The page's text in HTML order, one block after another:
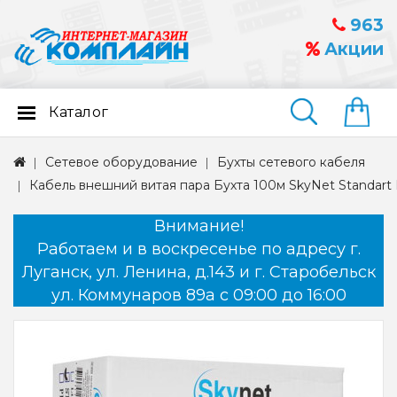
963
Акции
Найти
Каталог
Сетевое оборудование
Бухты сетевого кабеля
Кабель внешний витая пара Бухта 100м SkyNet
Внимание!
Работаем и в воскресенье по адресу г.
Луганск, ул. Ленина, д.143 и г. Старобельск
ул. Коммунаров 89а с 09:00 до 16:00